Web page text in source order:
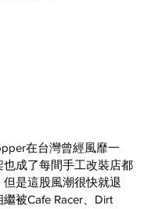
在台灣曾經風靡一
也成了每間手工改裝店都
是這股風潮很快就退
被Cafe Racer、Dirt